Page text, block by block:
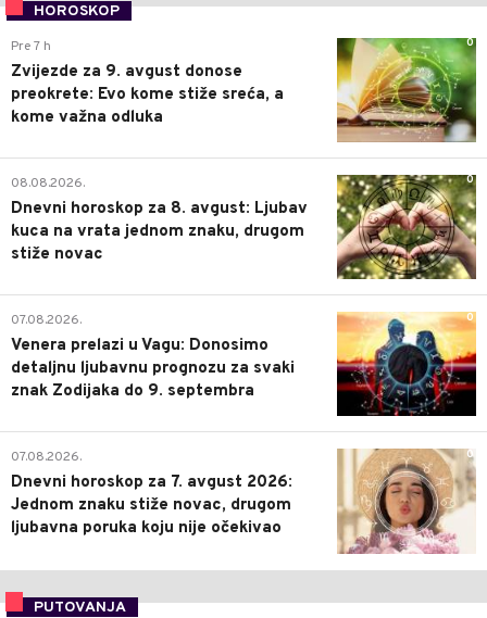
HOROSKOP
0
Pre 7 h
Zvijezde za 9. avgust donose
preokrete: Evo kome stiže sreća, a
kome važna odluka
0
08.08.2026.
Dnevni horoskop za 8. avgust: Ljubav
kuca na vrata jednom znaku, drugom
stiže novac
0
07.08.2026.
Venera prelazi u Vagu: Donosimo
detaljnu ljubavnu prognozu za svaki
znak Zodijaka do 9. septembra
0
07.08.2026.
Dnevni horoskop za 7. avgust 2026:
Jednom znaku stiže novac, drugom
ljubavna poruka koju nije očekivao
PUTOVANJA